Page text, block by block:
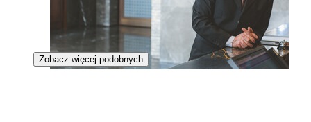
Zobacz więcej podobnych